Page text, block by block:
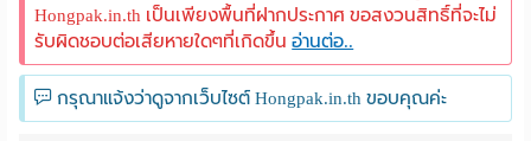
Hongpak.in.th เป็นเพียงพื้นที่ฝากประกาศ ขอสงวนสิทธิ์ที่จะไม่
รับผิดชอบต่อเสียหายใดๆที่เกิดขึ้นอ่านต่อ..
กรุณาแจ้งว่าดูจากเว็บไซต์ Hongpak.in.th ขอบคุณค่ะ